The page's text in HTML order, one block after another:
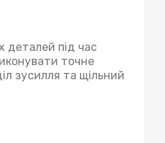
деталей під час
точне
зусилля та щільний